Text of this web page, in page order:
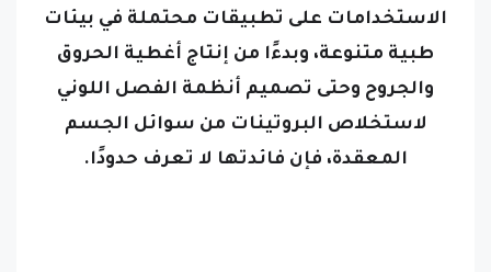
طبية متنوعة، وبدءًا من إنتاج أغطية الحروق
والجروح وحتى تصميم أنظمة الفصل اللوني
لاستخلاص البروتينات من سوائل الجسم
المعقدة، فإن فائدتها لا تعرف حدودًا.